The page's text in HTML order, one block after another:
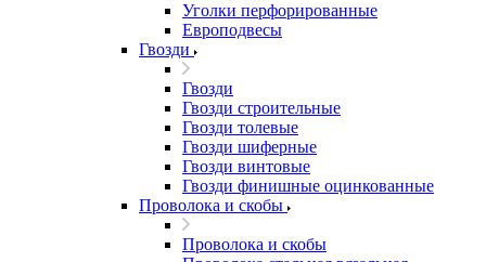
Уголки перфорированные
Европодвесы
Гвозди
Гвозди
Гвозди строительные
Гвозди толевые
Гвозди шиферные
Гвозди винтовые
Гвозди финишные оцинкованные
Проволока и скобы
Проволока и скобы